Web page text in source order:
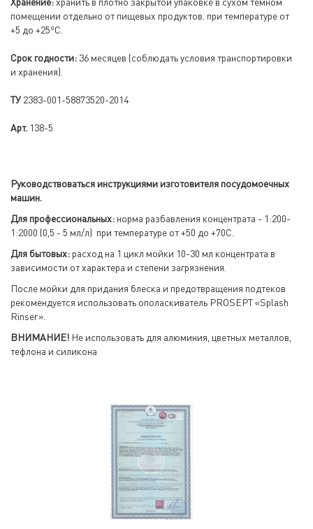
помещении отдельно от пищевых продуктов. при температуре от
+5 до +25оС.
Срок годности: 36 месяцев (соблюдать условия транспортировки
и хранения).
ТУ 2383-001-58873520-2014
Арт. 138-5
Руководствоваться инструкциями изготовителя посудомоечных
машин.
Для профессиональных: норма разбавления концентрата - 1:200-
1:2000 (0,5 - 5 мл/л) при температуре от +50 до +70С.
Для бытовых: расход на 1 цикл мойки 10-30 мл концентрата в
зависимости от характера и степени загрязнения.
После мойки для придания блеска и предотвращения подтеков
рекомендуется использовать ополаскиватель PROSEPT «Splash
Rinser».
ВНИМАНИЕ! Не использовать для алюминия, цветных металлов,
тефлона и силикона